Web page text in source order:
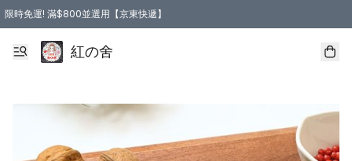
限時免運! 滿$800並選用【京東快遞】
紅の舍